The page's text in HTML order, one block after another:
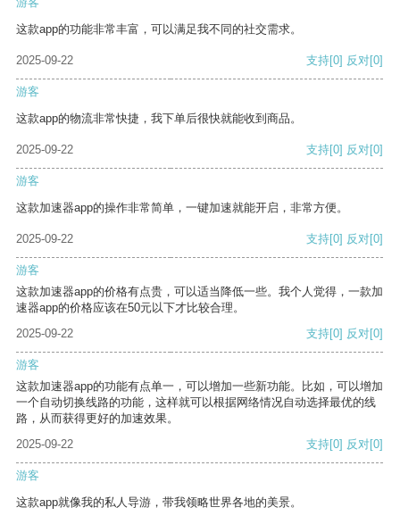
这款app的功能非常丰富，可以满足我不同的社交需求。
2025-09-22 支持[0] 反对[0]
游客
这款app的物流非常快捷，我下单后很快就能收到商品。
2025-09-22 支持[0] 反对[0]
游客
这款加速器app的操作非常简单，一键加速就能开启，非常方便。
2025-09-22 支持[0] 反对[0]
游客
这款加速器app的价格有点贵，可以适当降低一些。我个人觉得，一款加
速器app的价格应该在50元以下才比较合理。
2025-09-22
支持[0] 反对[0]
游客
这款加速器app的功能有点单一，可以增加一些新功能。比如，可以增加
一个自动切换线路的功能，这样就可以根据网络情况自动选择最优的线
路，从而获得更好的加速效果。
2025-09-22
支持[0] 反对[0]
游客
这款app就像我的私人导游，带我领略世界各地的美景。